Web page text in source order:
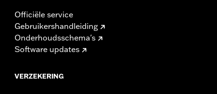
Officiële service
Gebruikershandleiding
Onderhoudsschema's
Software updates
VERZEKERING